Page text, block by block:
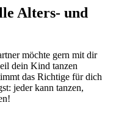
Alters- und
möchte gern mit dir
dein Kind tanzen
das Richtige für dich
jeder kann tanzen,